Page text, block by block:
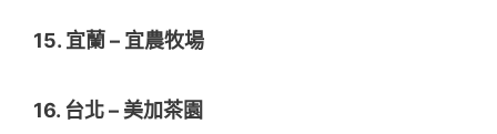
15. 宜蘭 – 宜農牧場
16. 台北 – 美加茶園